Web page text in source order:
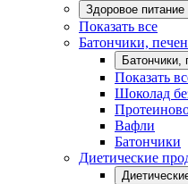
Здоровое питание
Показать все
Батончики,
Показать
Шоколад
Вафли
Батончики
Диетические